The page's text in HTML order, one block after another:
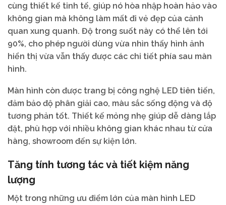
cùng thiết kế tinh tế, giúp nó hòa nhập hoàn hảo vào
không gian mà không làm mất đi vẻ đẹp của cảnh
quan xung quanh. Độ trong suốt này có thể lên tới
90%, cho phép người dùng vừa nhìn thấy hình ảnh
hiển thị vừa vẫn thấy được các chi tiết phía sau màn
hình.
Màn hình còn được trang bị công nghệ LED tiên tiến,
đảm bảo độ phân giải cao, màu sắc sống động và độ
tương phản tốt. Thiết kế mỏng nhẹ giúp dễ dàng lắp
đặt, phù hợp với nhiều không gian khác nhau từ cửa
hàng, showroom đến sự kiện lớn.
Tăng tính tương tác và tiết kiệm năng
lượng
Một trong những ưu điểm lớn của màn hình LED